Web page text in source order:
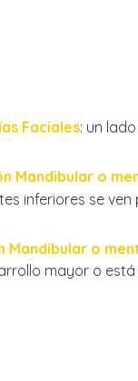
Faciales: un
Mandibular o
inferiores se
Mandibular o
mayor o